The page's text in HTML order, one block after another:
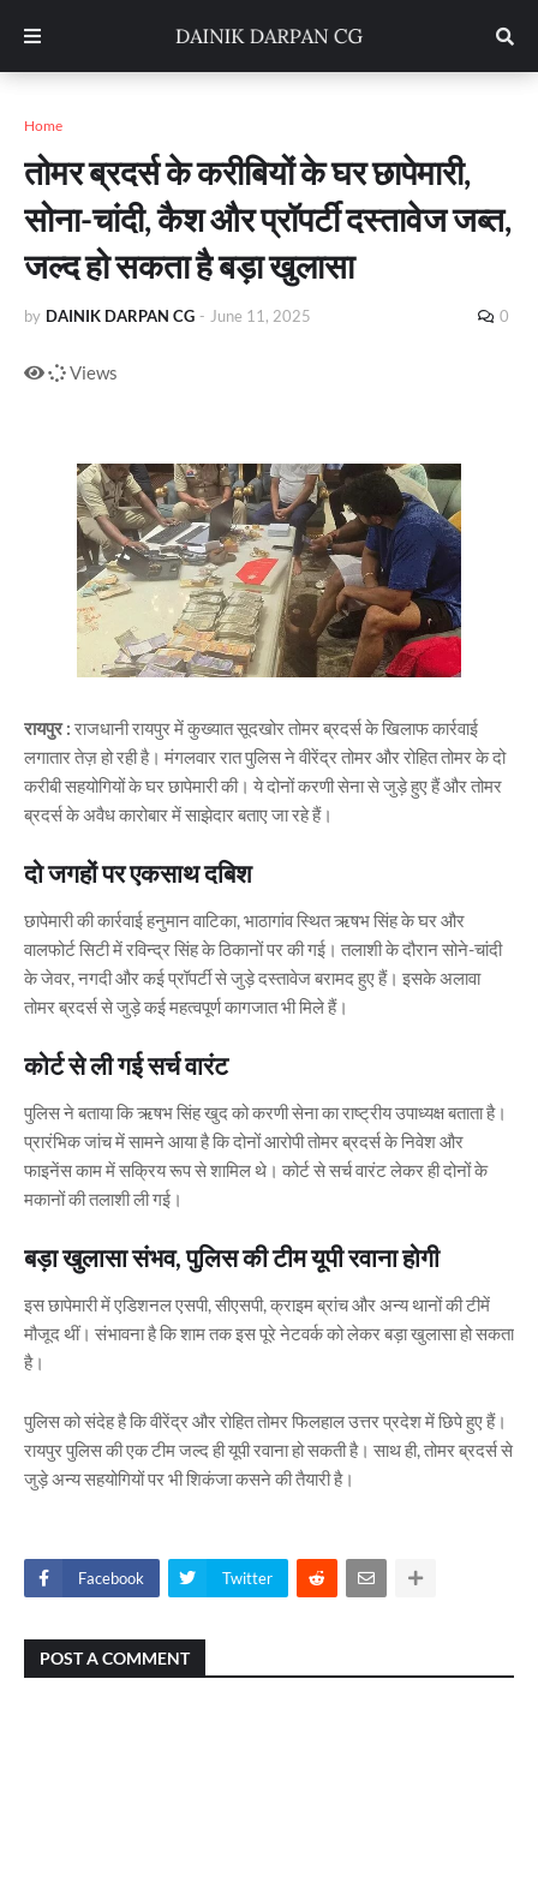
Home
तोमर ब्रदर्स के करीबियों के घर छापेमारी,
सोना-चांदी, कैश और प्रॉपर्टी दस्तावेज जब्त,
जल्द हो सकता है बड़ा खुलासा
by DAINIK DARPAN CG - June 11, 2025 0
Views
रायपुर : राजधानी रायपुर में कुख्यात सूदखोर तोमर ब्रदर्स के खिलाफ कार्रवाई
लगातार तेज़ हो रही है। मंगलवार रात पुलिस ने वीरेंद्र तोमर और रोहित तोमर के दो
करीबी सहयोगियों के घर छापेमारी की। ये दोनों करणी सेना से जुड़े हुए हैं और तोमर
ब्रदर्स के अवैध कारोबार में साझेदार बताए जा रहे हैं।
दो जगहों पर एकसाथ दबिश
छापेमारी की कार्रवाई हनुमान वाटिका, भाठागांव स्थित ऋषभ सिंह के घर और
वालफोर्ट सिटी में रविन्द्र सिंह के ठिकानों पर की गई। तलाशी के दौरान सोने-चांदी
के जेवर, नगदी और कई प्रॉपर्टी से जुड़े दस्तावेज बरामद हुए हैं। इसके अलावा
तोमर ब्रदर्स से जुड़े कई महत्वपूर्ण कागजात भी मिले हैं।
कोर्ट से ली गई सर्च वारंट
पुलिस ने बताया कि ऋषभ सिंह खुद को करणी सेना का राष्ट्रीय उपाध्यक्ष बताता है।
प्रारंभिक जांच में सामने आया है कि दोनों आरोपी तोमर ब्रदर्स के निवेश और
फाइनेंस काम में सक्रिय रूप से शामिल थे। कोर्ट से सर्च वारंट लेकर ही दोनों के
मकानों की तलाशी ली गई।
बड़ा खुलासा संभव, पुलिस की टीम यूपी रवाना होगी
इस छापेमारी में एडिशनल एसपी, सीएसपी, क्राइम ब्रांच और अन्य थानों की टीमें
मौजूद थीं। संभावना है कि शाम तक इस पूरे नेटवर्क को लेकर बड़ा खुलासा हो सकता
है।
पुलिस को संदेह है कि वीरेंद्र और रोहित तोमर फिलहाल उत्तर प्रदेश में छिपे हुए हैं।
रायपुर पुलिस की एक टीम जल्द ही यूपी रवाना हो सकती है। साथ ही, तोमर ब्रदर्स से
जुड़े अन्य सहयोगियों पर भी शिकंजा कसने की तैयारी है।
Facebook Twitter
POST A COMMENT